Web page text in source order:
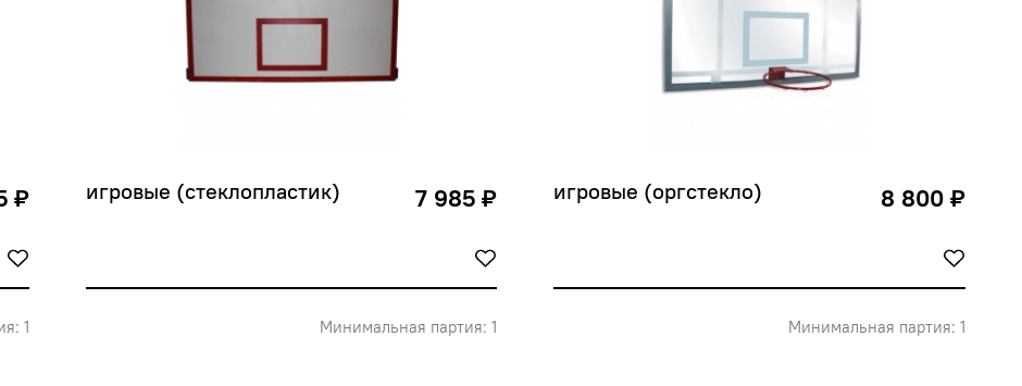
₽
1
игровые (стеклопластик) 7 985 ₽
Минимальная партия: 1
игровые (оргстекло) 8 800 ₽
Минимальная партия: 1